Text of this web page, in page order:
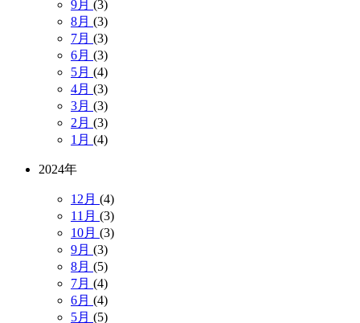
9月 (3)
8月 (3)
7月 (3)
6月 (3)
5月 (4)
4月 (3)
3月 (3)
2月 (3)
1月 (4)
2024年
12月 (4)
11月 (3)
10月 (3)
9月 (3)
8月 (5)
7月 (4)
6月 (4)
5月 (5)